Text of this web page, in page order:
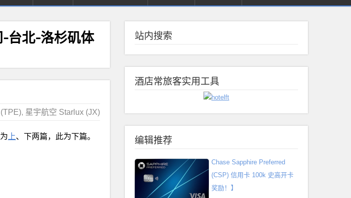
台北-洛杉矶体
, 星宇航空 Starlux (JX)
上、下两篇，此为下篇。
站内搜索
酒店常旅客实用工具
编辑推荐
Chase Sapphire Preferred
(CSP) 信用卡 100k 史高开卡
奖励！】